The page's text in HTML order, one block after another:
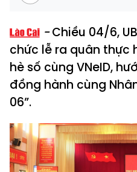
Chiều 04/6,
chức lễ ra quân thực
hè số cùng VNeID,
đồng hành cùng
06”.